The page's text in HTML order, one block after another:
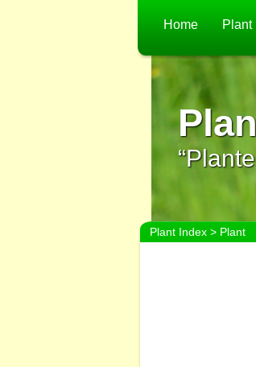
Home Plant
Plant Index> Plant